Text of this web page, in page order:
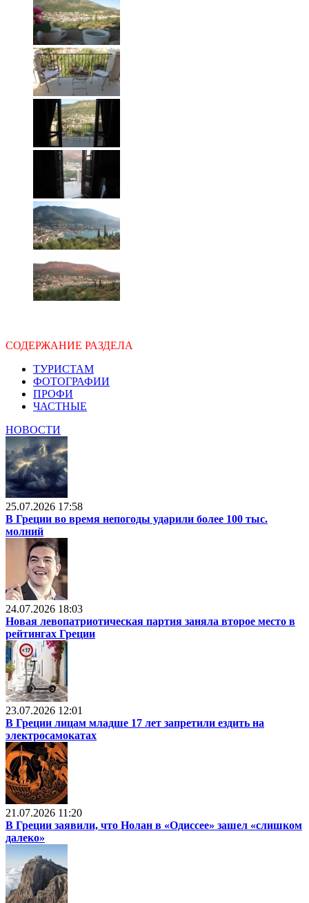
СОДЕРЖАНИЕ РАЗДЕЛА
ТУРИСТАМ
ФОТОГРАФИИ
ПРОФИ
ЧАСТНЫЕ
НОВОСТИ
25.07.2026 17:58
В Греции во время непогоды ударили более 100 тыс.
молний
24.07.2026 18:03
Новая левопатриотическая партия заняла второе место в
рейтингах Греции
23.07.2026 12:01
В Греции лицам младше 17 лет запретили ездить на
электросамокатах
21.07.2026 11:20
В Греции заявили, что Нолан в «Одиссее» зашел «слишком
далеко»